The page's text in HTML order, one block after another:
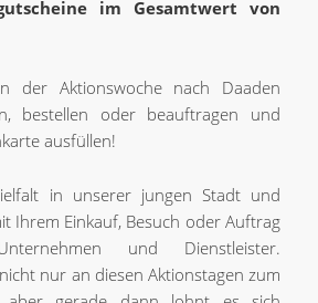
im Gesamtwert von
der Aktionswoche nach Daaden
bestellen oder beauftragen und
ausfüllen!
in unserer jungen Stadt und
Ihrem Einkauf, Besuch oder Auftrag
und Dienstleister.
nur an diesen Aktionstagen zum